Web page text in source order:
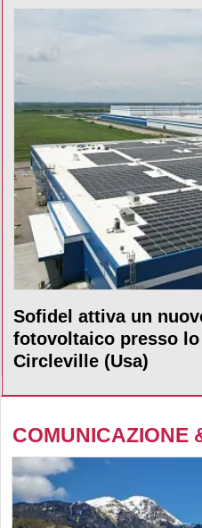
Sofidel attiva un
fotovoltaico presso
Circleville (Usa)
COMUNICAZIONE